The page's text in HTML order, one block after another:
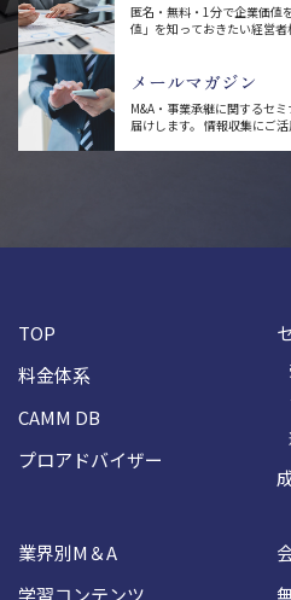
匿名・無料・1分で企業価値
値」を知っておきたい経営者
メールマガジン
M&A・事業承継に関するセミ
届けします。 情報収集にご活
TOP
料金体系
CAMM DB
プロアドバイザー
業界別M＆A